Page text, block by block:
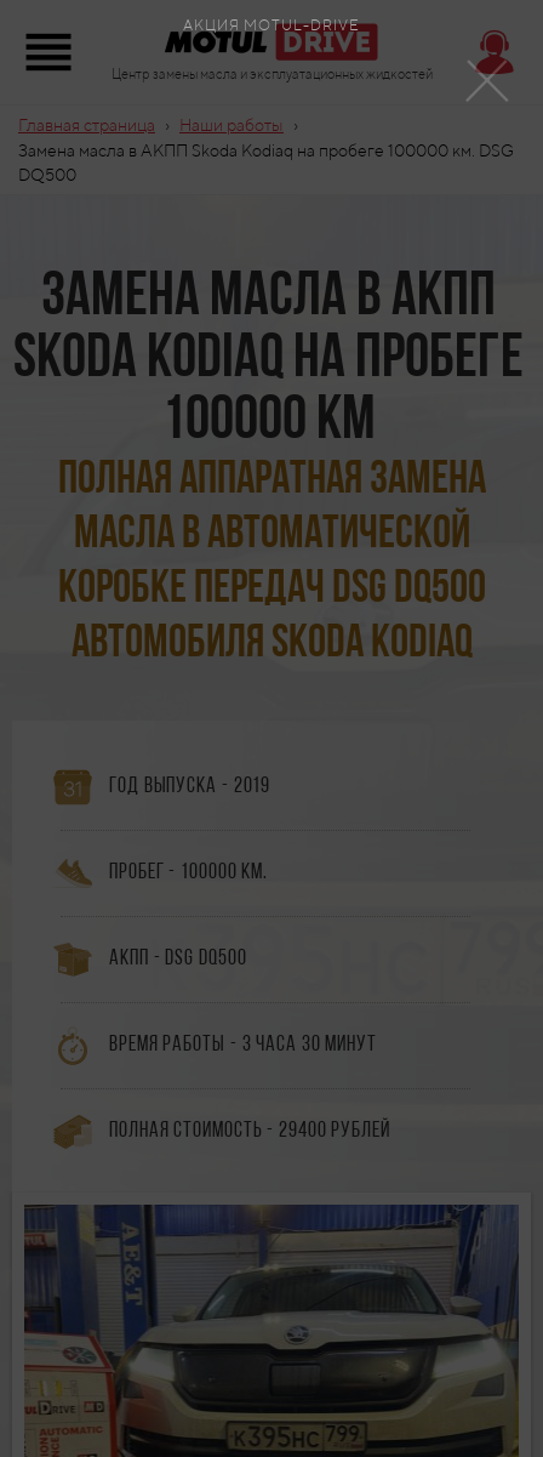
Центр замены масла и эксплуатационных жидкостей
Главная страница › Наши работы ›
Замена масла в АКПП Skoda Kodiaq на пробеге 100000 км. DSG
DQ500
Замена масла в АКПП
Skoda Kodiaq на пробеге
100000 км
Полная аппаратная замена
масла в автоматической
коробке передач DSG DQ500
автомобиля Skoda Kodiaq
Год выпуска - 2019
Пробег - 100000 км.
АКПП - DSG DQ500
Время работы - 3 часа 30 минут
Полная стоимость - 29400 рублей
АКЦИЯ MOTUL-DRIVE ×